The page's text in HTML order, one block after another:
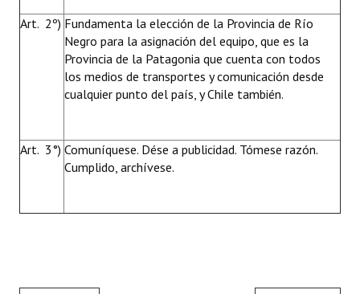
Art. 2º) Fundamenta la elección de la Provincia de Río
Negro para la asignación del equipo, que es la
Provincia de la Patagonia que cuenta con todos
los medios de transportes y comunicación desde
cualquier punto del país, y Chile también.
Art. 3°) Comuníquese. Dése a publicidad. Tómese razón.
Cumplido, archívese.